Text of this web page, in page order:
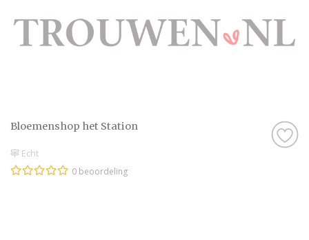
Bloemenshop het Station
Echt
0 beoordeling